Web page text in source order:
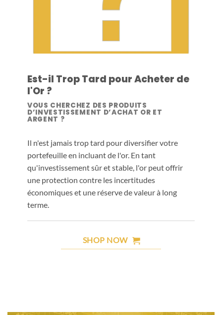
Est-il Trop Tard pour Acheter de
l'Or ?
VOUS CHERCHEZ DES PRODUITS
D’INVESTISSEMENT D’ACHAT OR ET
ARGENT ?
Il n'est jamais trop tard pour diversifier votre
portefeuille en incluant de l'or. En tant
qu'investissement sûr et stable, l'or peut offrir
une protection contre les incertitudes
économiques et une réserve de valeur à long
terme.
SHOP NOW